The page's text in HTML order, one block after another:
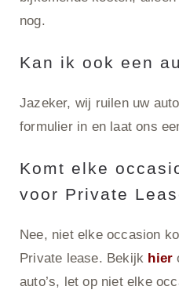
nog.
Kan ik ook een
Jazeker, wij ruilen uw
formulier in en laat ons
Komt elke
voor Private
Nee, niet elke occasion
Private lease. Bekijk hier
auto’s, let op niet elke